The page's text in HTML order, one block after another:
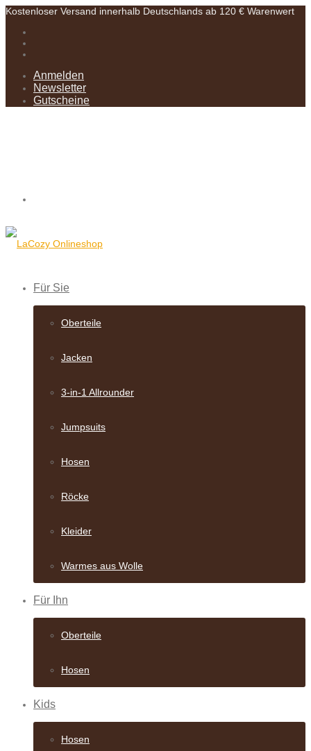
Kostenloser Versand innerhalb Deutschlands ab 120 € Warenwert
Anmelden
Newsletter
Gutscheine
Für Sie
Oberteile
Jacken
3-in-1 Allrounder
Jumpsuits
Hosen
Röcke
Kleider
Warmes aus Wolle
Für Ihn
Oberteile
Hosen
Kids
Hosen